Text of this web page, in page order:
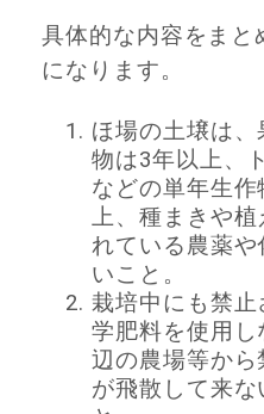
具体的な内容をまと
になります。
ほ場の土壌は
物は3年以上、
などの単年生
上、種まきや植
れている農薬
いこと。
栽培中にも禁
学肥料を使用
辺の農場等か
が飛散して来な